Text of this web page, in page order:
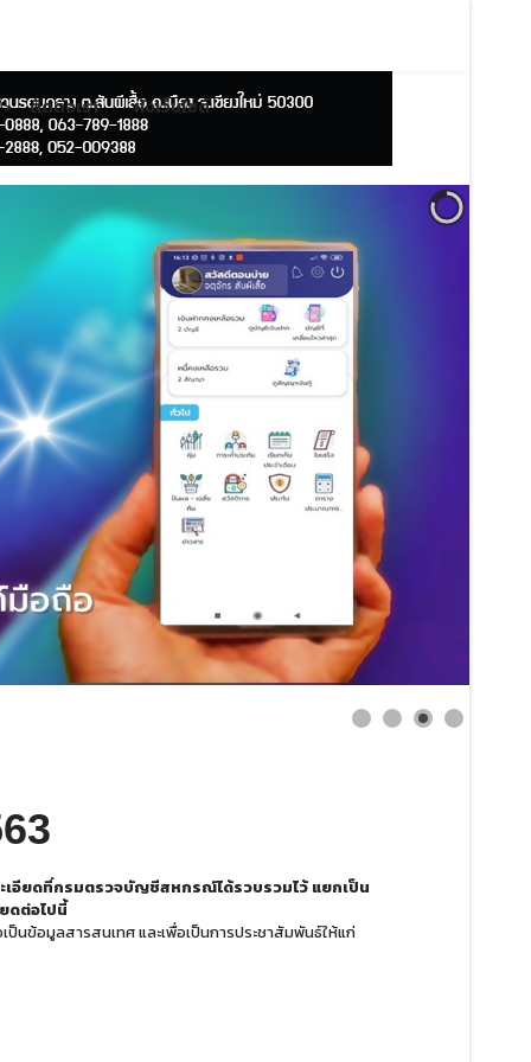
ติดต่อเรา ผังเว็บไซต์
เอียดที่กรมตรวจบัญชีสหกรณ์ได้รวบรวมไว้ แยกเป็น
ดต่อไปนี้
ข้อมูลสารสนเทศ และเพื่อเป็นการประชาสัมพันธ์ให้แก่